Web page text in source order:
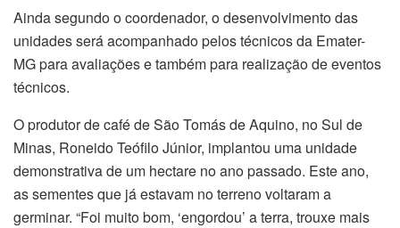
Ainda segundo o coordenador, o desenvolvimento das
unidades será acompanhado pelos técnicos da Emater-
MG para avaliações e também para realização de eventos
técnicos.
O produtor de café de São Tomás de Aquino, no Sul de
Minas, Roneido Teófilo Júnior, implantou uma unidade
demonstrativa de um hectare no ano passado. Este ano,
as sementes que já estavam no terreno voltaram a
germinar. “Foi muito bom, ‘engordou’ a terra, trouxe mais